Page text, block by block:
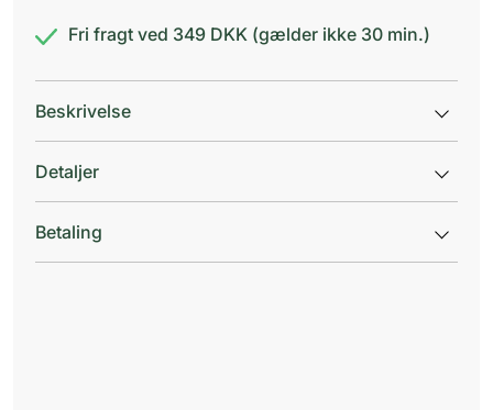
Fri fragt ved 349 DKK (gælder ikke 30 min.)
Beskrivelse
Detaljer
Betaling